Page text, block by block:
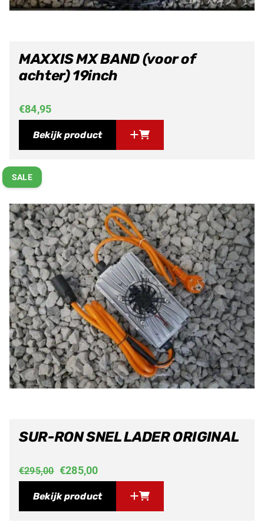
MAXXIS MX BAND (voor of
achter) 19inch
€84,95
Bekijk product
SALE
SUR-RON SNEL LADER ORIGINAL
€295,00 Oorspronkelijke
prijs
was:
€285,00Huidige
prijs
is:
Bekijk product